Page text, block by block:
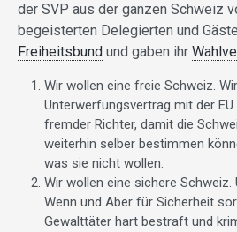
der SVP aus der ganzen Schweiz
begeisterten Delegierten und
Freiheitsbund und gaben ihr
Wir wollen eine freie Schweiz.
Unterwerfungsvertrag mit der
fremder Richter, damit die
weiterhin selber bestimmen
was sie nicht wollen.
Wir wollen eine sichere
Wenn und Aber für Sicherheit
Gewalttäter hart bestra­ft und